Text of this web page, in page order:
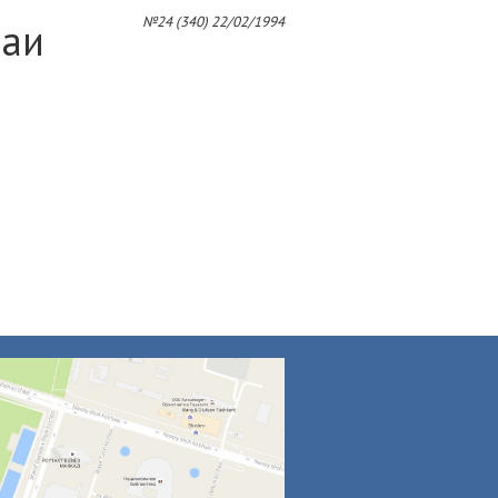
4
№24 (340) 22/02/1994